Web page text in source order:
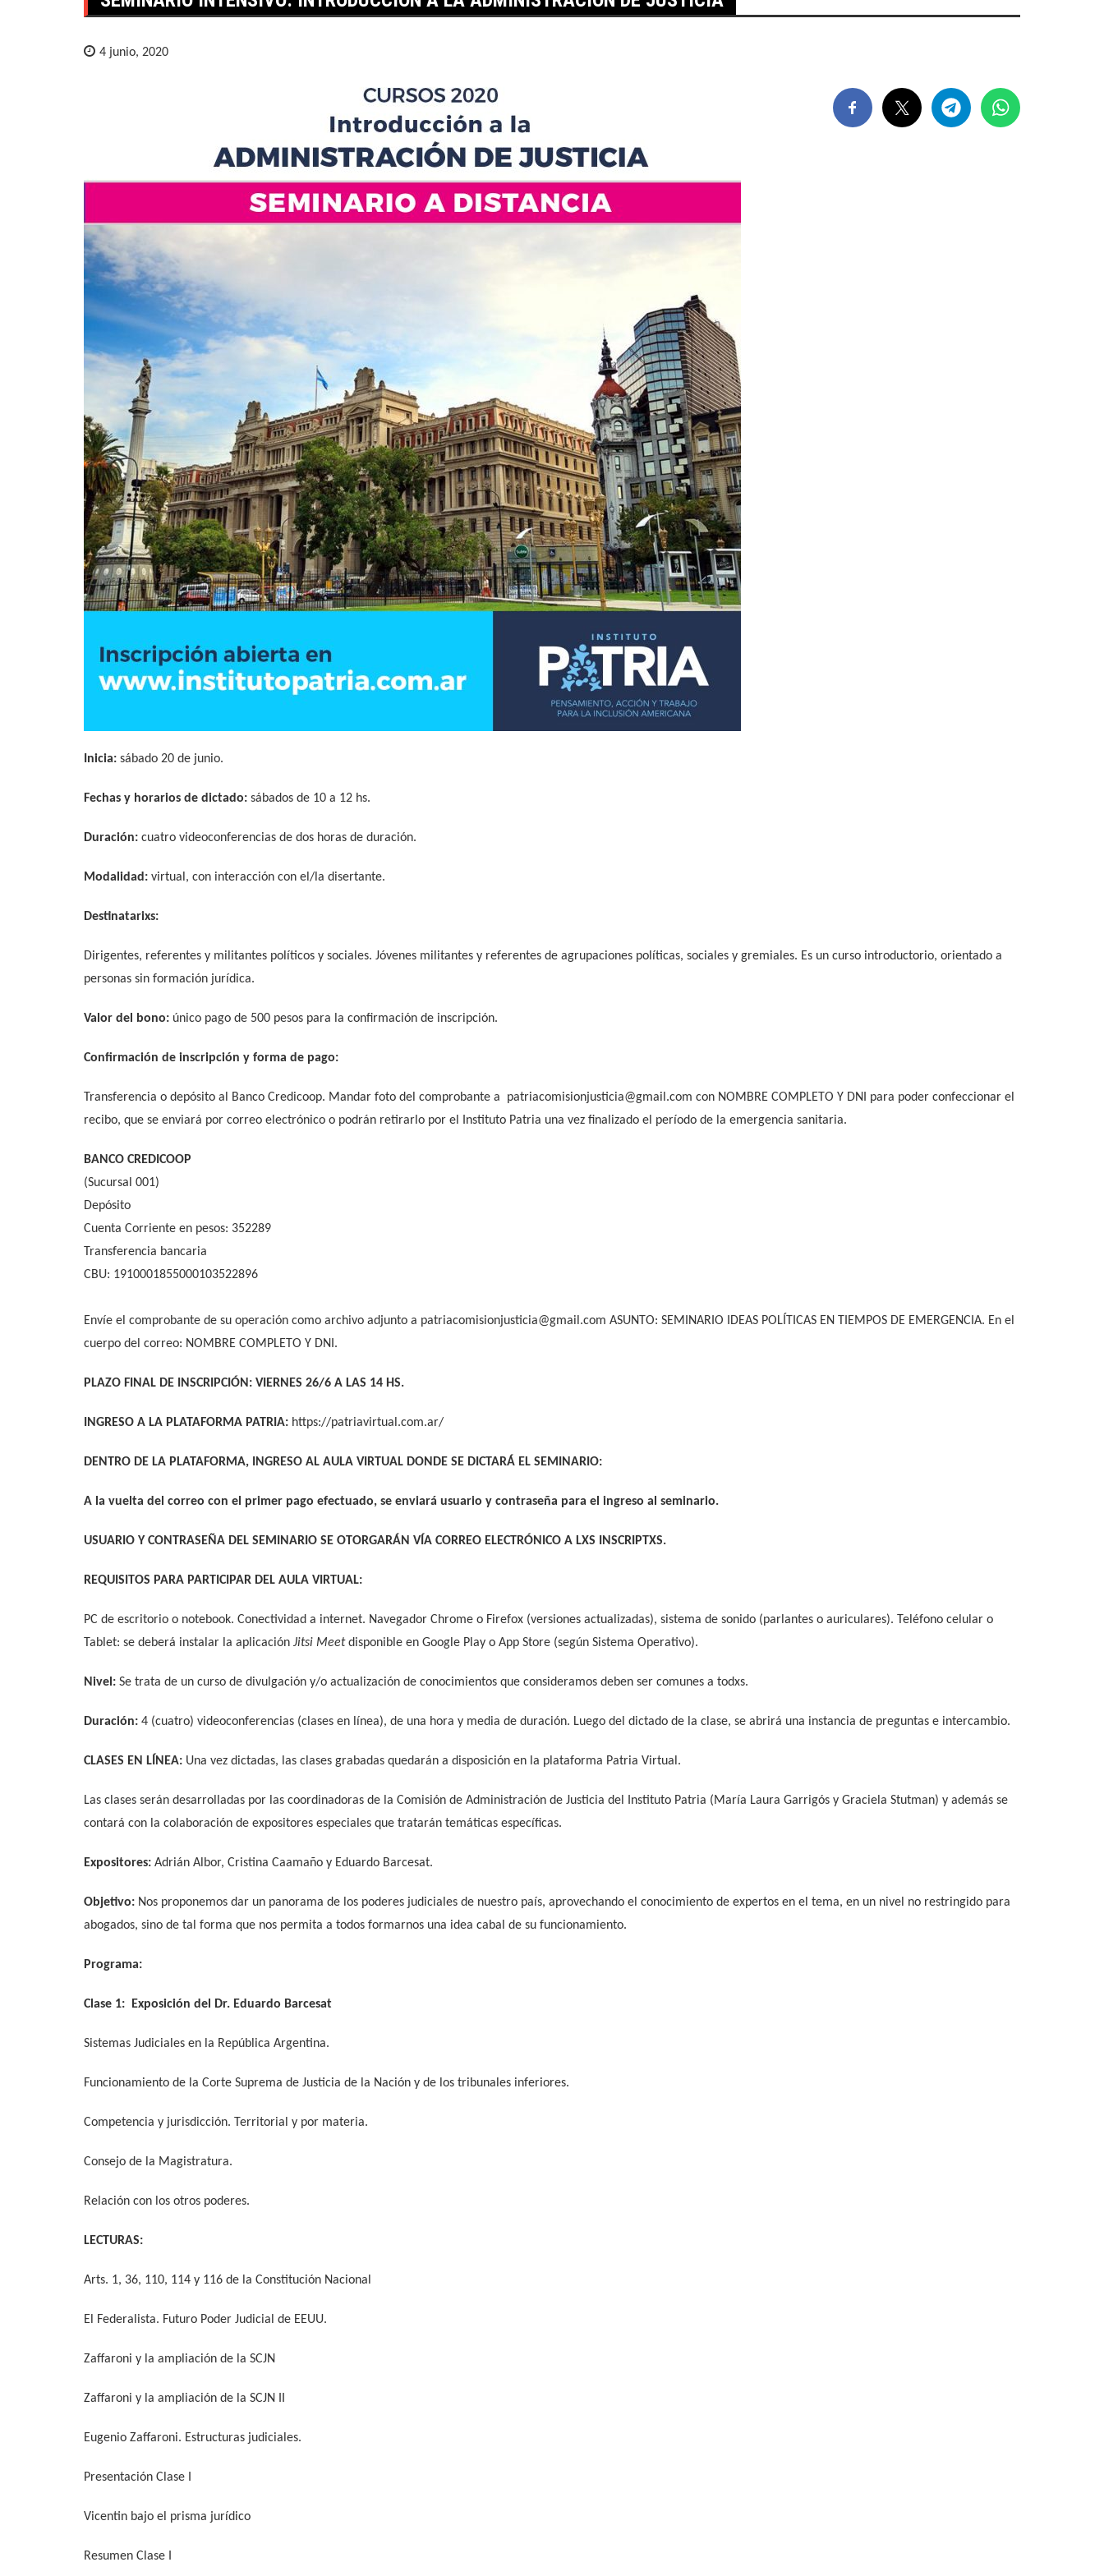
4 junio, 2020
Inicia: sábado 20 de junio.
Fechas y horarios de dictado: sábados de 10 a 12 hs.
Duración: cuatro videoconferencias de dos horas de duración.
Modalidad: virtual, con interacción con el/la disertante.
Destinatarixs:
Dirigentes, referentes y militantes políticos y sociales. Jóvenes militantes y referentes de agrupaciones políticas, sociales y gremiales. Es un curso introductorio, orientado a
personas sin formación jurídica.
Valor del bono: único pago de 500 pesos para la confirmación de inscripción.
Confirmación de inscripción y forma de pago:
Transferencia o depósito al Banco Credicoop. Mandar foto del comprobante a patriacomisionjusticia@gmail.com con NOMBRE COMPLETO Y DNI para poder confeccionar el
recibo, que se enviará por correo electrónico o podrán retirarlo por el Instituto Patria una vez finalizado el período de la emergencia sanitaria.
BANCO CREDICOOP
(Sucursal 001)
Depósito
Cuenta Corriente en pesos: 352289
Transferencia bancaria
CBU: 1910001855000103522896
Envíe el comprobante de su operación como archivo adjunto a patriacomisionjusticia@gmail.com ASUNTO: SEMINARIO IDEAS POLÍTICAS EN TIEMPOS DE EMERGENCIA. En el
cuerpo del correo: NOMBRE COMPLETO Y DNI.
PLAZO FINAL DE INSCRIPCIÓN: VIERNES 26/6 A LAS 14 HS.
INGRESO A LA PLATAFORMA PATRIA: https://patriavirtual.com.ar/
DENTRO DE LA PLATAFORMA, INGRESO AL AULA VIRTUAL DONDE SE DICTARÁ EL SEMINARIO:
A la vuelta del correo con el primer pago efectuado, se enviará usuario y contraseña para el ingreso al seminario.
USUARIO Y CONTRASEÑA DEL SEMINARIO SE OTORGARÁN VÍA CORREO ELECTRÓNICO A LXS INSCRIPTXS.
REQUISITOS PARA PARTICIPAR DEL AULA VIRTUAL:
PC de escritorio o notebook. Conectividad a internet. Navegador Chrome o Firefox (versiones actualizadas), sistema de sonido (parlantes o auriculares). Teléfono celular o
Tablet: se deberá instalar la aplicación Jitsi Meetdisponible en Google Play o App Store (según Sistema Operativo).
Nivel: Se trata de un curso de divulgación y/o actualización de conocimientos que consideramos deben ser comunes a todxs.
Duración: 4 (cuatro) videoconferencias (clases en línea), de una hora y media de duración. Luego del dictado de la clase, se abrirá una instancia de preguntas e intercambio.
CLASES EN LÍNEA: Una vez dictadas, las clases grabadas quedarán a disposición en la plataforma Patria Virtual.
Las clases serán desarrolladas por las coordinadoras de la Comisión de Administración de Justicia del Instituto Patria (María Laura Garrigós y Graciela Stutman) y además se
contará con la colaboración de expositores especiales que tratarán temáticas específicas.
Expositores: Adrián Albor, Cristina Caamaño y Eduardo Barcesat.
Objetivo: Nos proponemos dar un panorama de los poderes judiciales de nuestro país, aprovechando el conocimiento de expertos en el tema, en un nivel no restringido para
abogados, sino de tal forma que nos permita a todos formarnos una idea cabal de su funcionamiento.
Programa:
Clase 1: Exposición del Dr. Eduardo Barcesat
Sistemas Judiciales en la República Argentina.
Funcionamiento de la Corte Suprema de Justicia de la Nación y de los tribunales inferiores.
Competencia y jurisdicción. Territorial y por materia.
Consejo de la Magistratura.
Relación con los otros poderes.
LECTURAS:
Arts. 1, 36, 110, 114 y 116 de la Constitución Nacional
El Federalista. Futuro Poder Judicial de EEUU.
Zaffaroni y la ampliación de la SCJN
Zaffaroni y la ampliación de la SCJN II
Eugenio Zaffaroni. Estructuras judiciales.
Presentación Clase I
Vicentin bajo el prisma jurídico
Resumen Clase I